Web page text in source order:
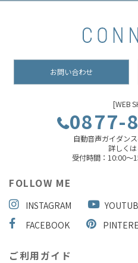
お問い合わせ
[WEB
0877-
自動音声ガイダン
詳しくは
受付時間：10:00～
FOLLOW ME
INSTAGRAM
FACEBOOK
ご利用ガイド